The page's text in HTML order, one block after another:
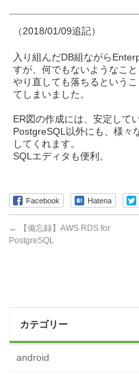
（2018/01/09追記）
入り組んだDB組ながら
すが、何でもないようなこ
やり直しても落ちるという
てしまいました。
ER図の作成には、安定して
PostgreSQL以外にも、様々
してくれます。
SQLエディタも便利。
Facebook Hatena
←
【備忘録】AWS RDS for
PostgreSQL
カテゴリー
android